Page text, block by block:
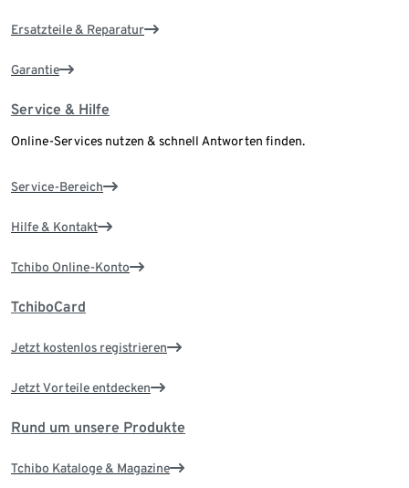
Ersatzteile & Reparatur
Garantie
Service & Hilfe
Online-Services nutzen & schnell Antworten finden.
Service-Bereich
Hilfe & Kontakt
Tchibo Online-Konto
TchiboCard
Jetzt kostenlos registrieren
Jetzt Vorteile entdecken
Rund um unsere Produkte
Tchibo Kataloge & Magazine